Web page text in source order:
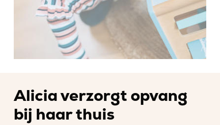
Alicia verzorgt opvang
bij haar thuis